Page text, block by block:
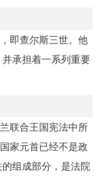
即查尔斯三世。他
承担着一系列重要
联合王国宪法中所
家元首已经不是政
组成部分，是法院